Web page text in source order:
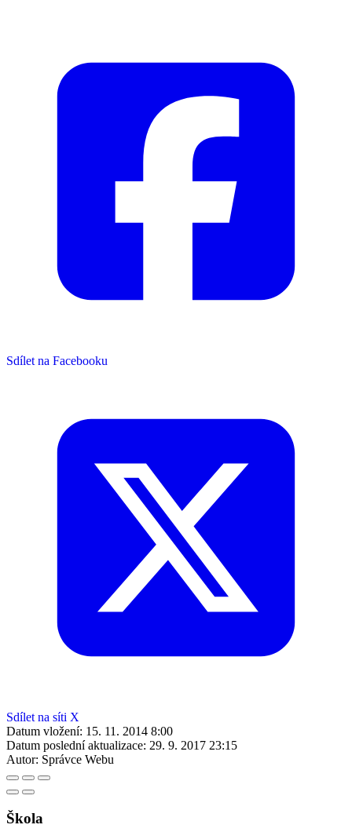
Sdílet na Facebooku
Sdílet na síti X
Datum vložení: 15. 11. 2014 8:00
Datum poslední aktualizace: 29. 9. 2017 23:15
Autor: Správce Webu
Škola